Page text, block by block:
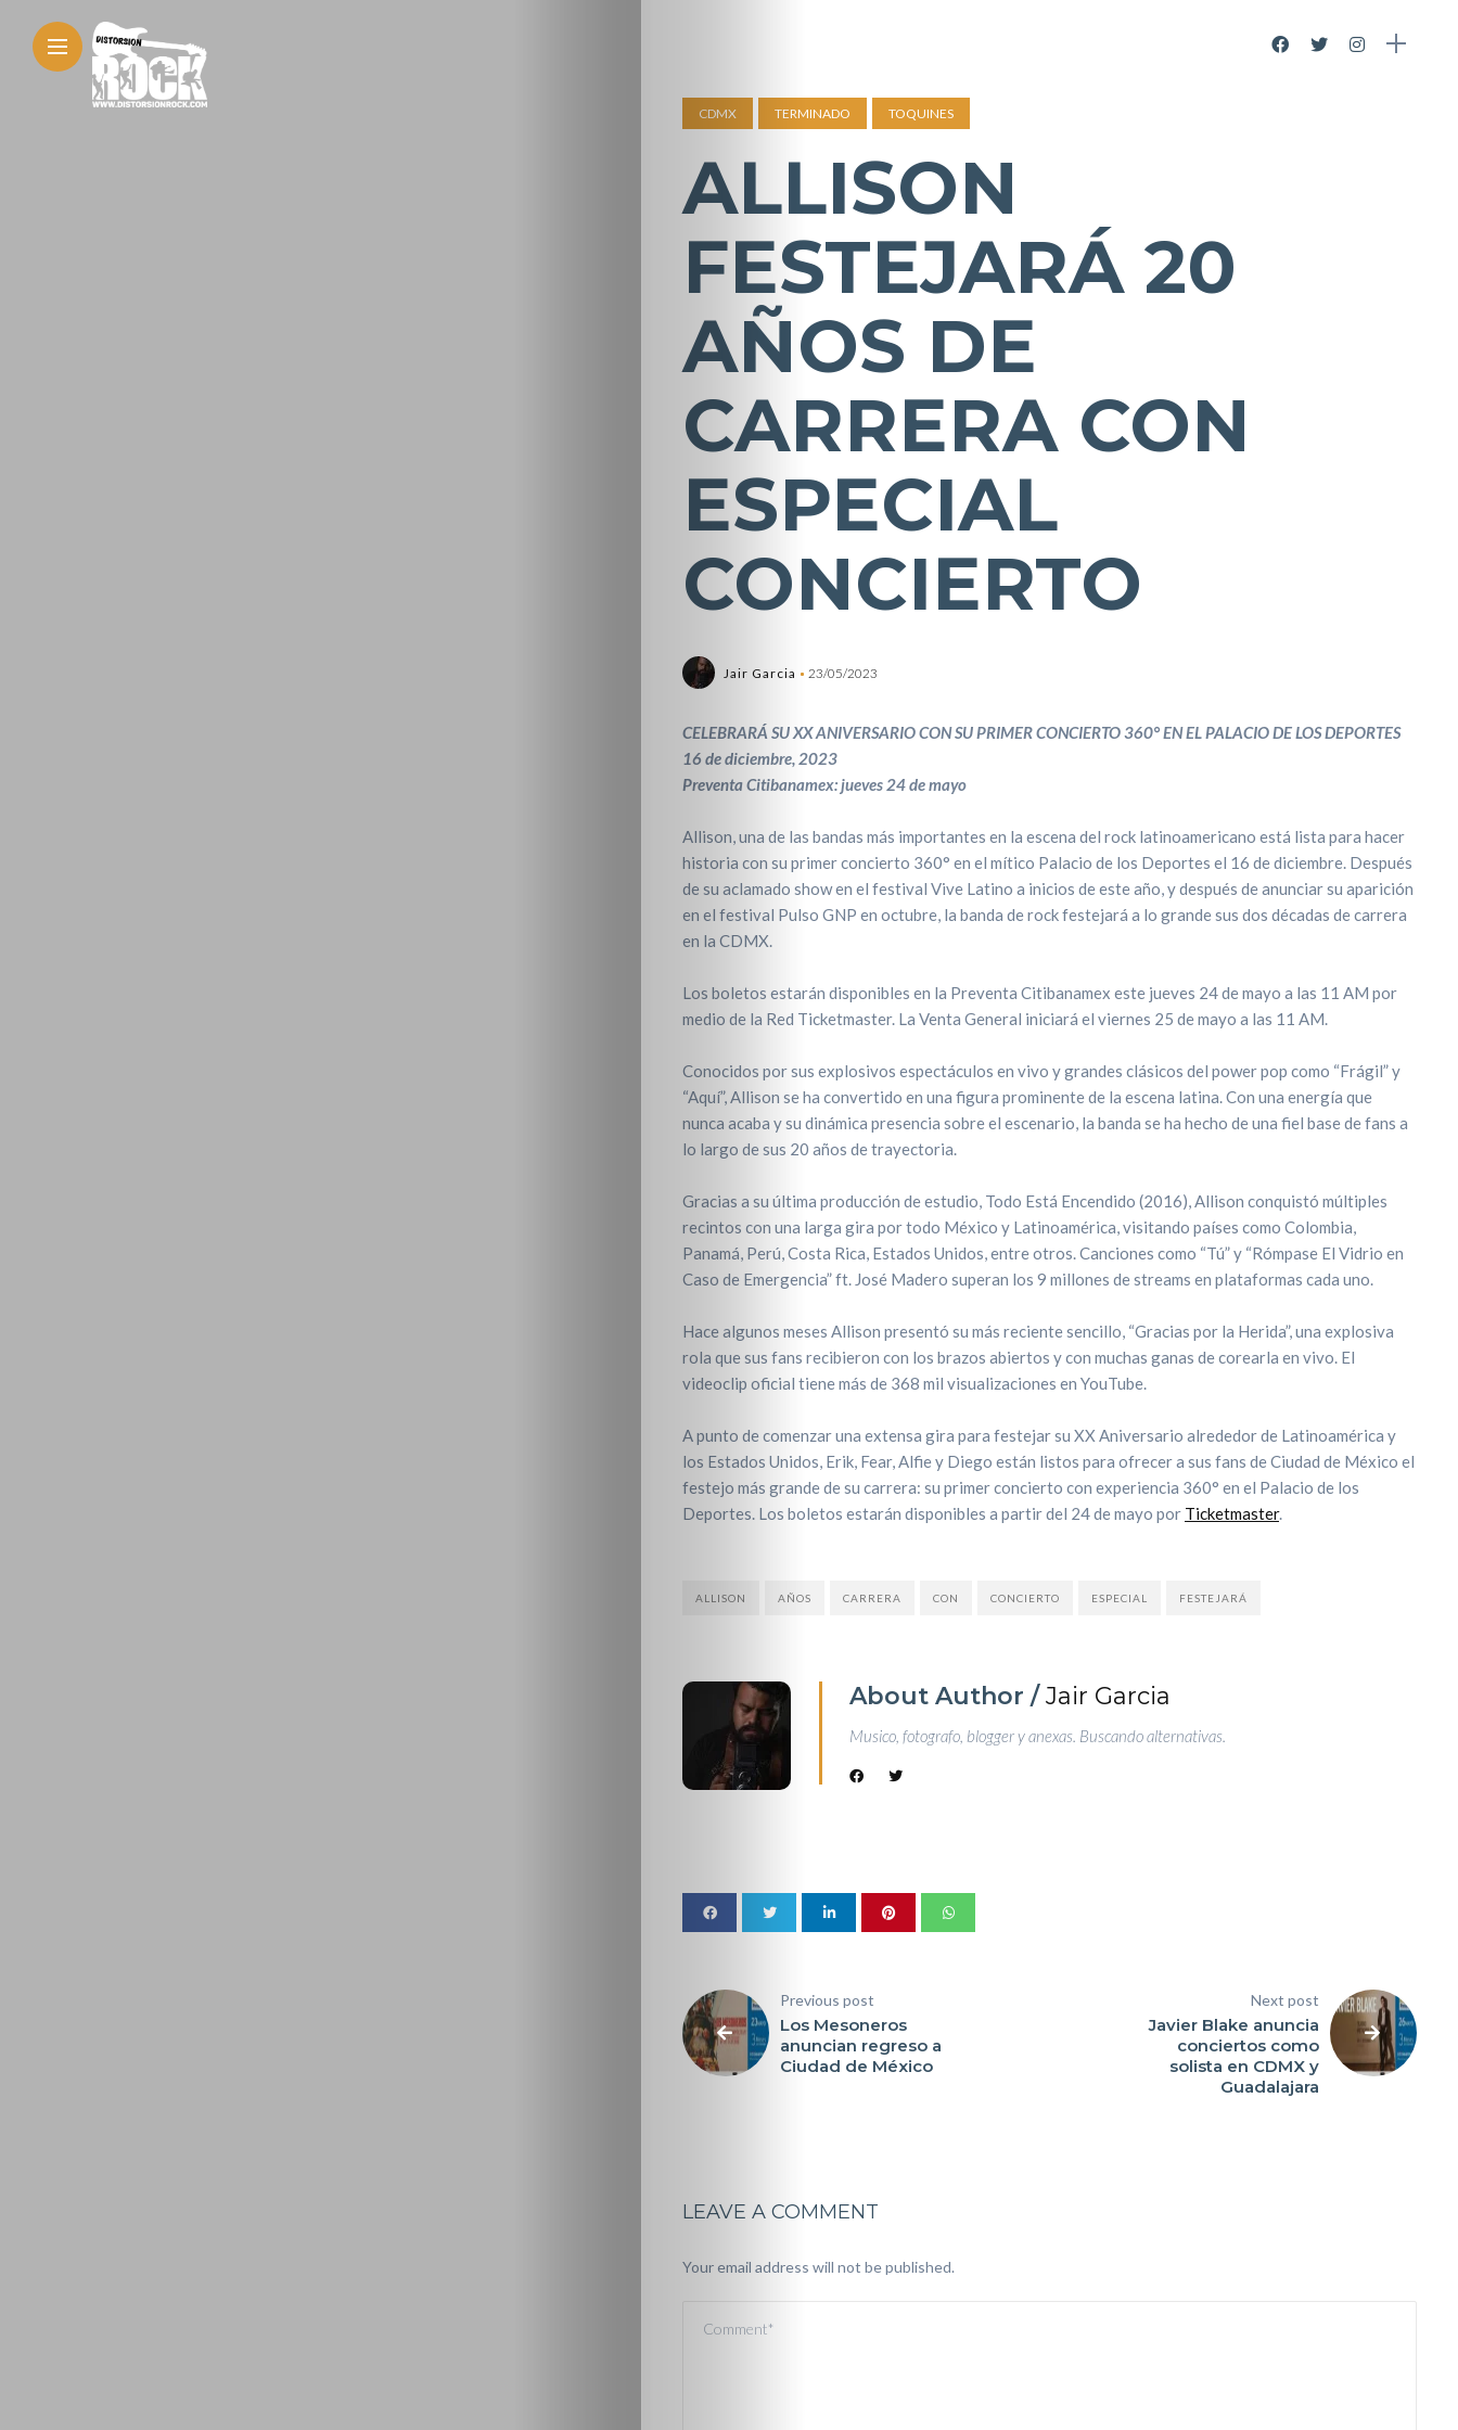
CDMX TERMINADO TOQUINES
ALLISON
FESTEJARÁ 20
AÑOS DE
CARRERA CON
ESPECIAL
CONCIERTO ​
Jair Garcia 23/05/2023
CELEBRARÁ SU XX ANIVERSARIO CON SU PRIMER CONCIERTO 360° EN EL PALACIO DE LOS DEPORTES
16 de diciembre, 2023
Preventa Citibanamex: jueves 24 de mayo
Allison, una de las bandas más importantes en la escena del rock latinoamericano está lista para hacer
historia con su primer concierto 360° en el mítico Palacio de los Deportes el 16 de diciembre. Después
de su aclamado show en el festival Vive Latino a inicios de este año, y después de anunciar su aparición
en el festival Pulso GNP en octubre, la banda de rock festejará a lo grande sus dos décadas de carrera
en la CDMX.
Los boletos estarán disponibles en la Preventa Citibanamex este jueves 24 de mayo a las 11 AM por
medio de la Red Ticketmaster. La Venta General iniciará el viernes 25 de mayo a las 11 AM.
Conocidos por sus explosivos espectáculos en vivo y grandes clásicos del power pop como “Frágil” y
“Aquí”, Allison se ha convertido en una figura prominente de la escena latina. Con una energía que
nunca acaba y su dinámica presencia sobre el escenario, la banda se ha hecho de una fiel base de fans a
lo largo de sus 20 años de trayectoria.
Gracias a su última producción de estudio, Todo Está Encendido (2016), Allison conquistó múltiples
recintos con una larga gira por todo México y Latinoamérica, visitando países como Colombia,
Panamá, Perú, Costa Rica, Estados Unidos, entre otros. Canciones como “Tú” y “Rómpase El Vidrio en
Caso de Emergencia” ft. José Madero superan los 9 millones de streams en plataformas cada uno.
Hace algunos meses Allison presentó su más reciente sencillo, “Gracias por la Herida”, una explosiva
rola que sus fans recibieron con los brazos abiertos y con muchas ganas de corearla en vivo. El
videoclip oficial tiene más de 368 mil visualizaciones en YouTube.
A punto de comenzar una extensa gira para festejar su XX Aniversario alrededor de Latinoamérica y
los Estados Unidos, Erik, Fear, Alfie y Diego están listos para ofrecer a sus fans de Ciudad de México el
festejo más grande de su carrera: su primer concierto con experiencia 360° en el Palacio de los
Deportes. Los boletos estarán disponibles a partir del 24 de mayo por Ticketmaster.
ALLISON AÑOS CARRERA CON CONCIERTO ESPECIAL FESTEJARÁ
About Author /Jair Garcia
Musico, fotografo, blogger y anexas. Buscando alternativas.
Previous post
Los Mesoneros
anuncian regreso a
Ciudad de México
Next post
Javier Blake anuncia
conciertos como
solista en CDMX y
Guadalajara
LEAVE A COMMENT
Your email address will not be published.